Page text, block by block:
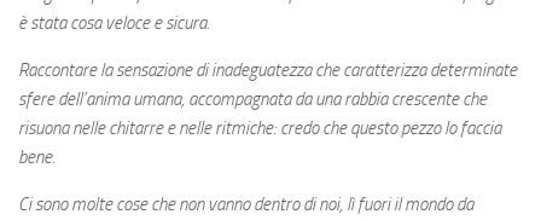
è stata cosa veloce e sicura.
Raccontare la sensazione di inadeguatezza che caratterizza determinate
sfere dell’anima umana, accompagnata da una rabbia crescente che
risuona nelle chitarre e nelle ritmiche: credo che questo pezzo lo faccia
bene.
Ci sono molte cose che non vanno dentro di noi, lì fuori il mondo da